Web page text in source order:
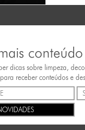
dicas sobre limpeza,
receber conteúdos e